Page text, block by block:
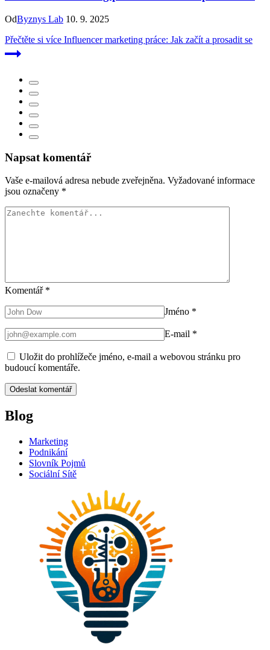
OdByznys Lab 10. 9. 2025
Přečtěte si více Influencer marketing práce: Jak začít a prosadit se
Napsat komentář
Vaše e-mailová adresa nebude zveřejněna. Vyžadované informace
jsou označeny *
Komentář *
Jméno *
E-mail *
Uložit do prohlížeče jméno, e-mail a webovou stránku pro
budoucí komentáře.
Blog
Marketing
Podnikání
Slovník Pojmů
Sociální Sítě